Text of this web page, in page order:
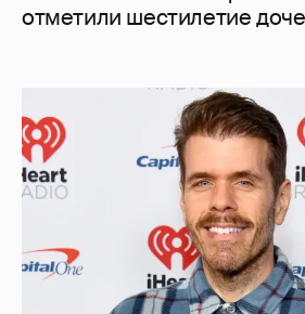
Бывшего голливудского
Хилтона
прямого эфира с